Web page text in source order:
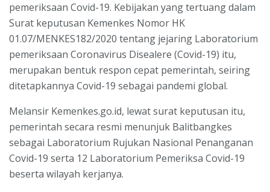
pemeriksaan Covid-19. Kebijakan yang tertuang dalam
Surat keputusan Kemenkes Nomor HK
01.07/MENKES182/2020 tentang jejaring Laboratorium
pemeriksaan Coronavirus Disealere (Covid-19) itu,
merupakan bentuk respon cepat pemerintah, seiring
ditetapkannya Covid-19 sebagai pandemi global.
Melansir Kemenkes.go.id, lewat surat keputusan itu,
pemerintah secara resmi menunjuk Balitbangkes
sebagai Laboratorium Rujukan Nasional Penanganan
Covid-19 serta 12 Laboratorium Pemeriksa Covid-19
beserta wilayah kerjanya.